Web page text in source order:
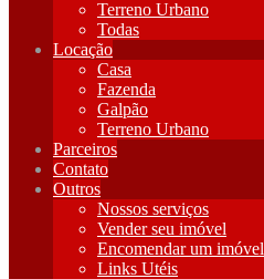
Terreno Urbano
Todas
Locação
Casa
Fazenda
Galpão
Terreno Urbano
Parceiros
Contato
Outros
Nossos serviços
Vender seu imóvel
Encomendar um imóvel
Links Utéis